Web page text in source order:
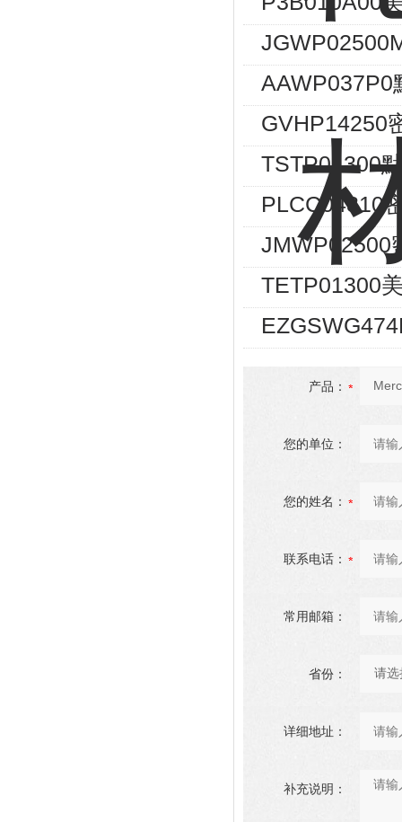
AAWP037P0
GVHP14250
TSTP01300
PLCC04310
JMWP02500
TETP01300
产品：
您的单位：
您的姓名：
联系电话：
常用邮箱：
省份：
详细地址：
补充说明：